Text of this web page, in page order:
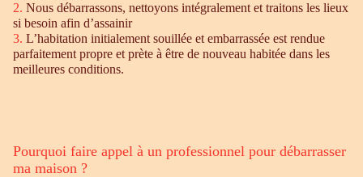
2. Nous débarrassons, nettoyons intégralement et traitons les lieux
si besoin afin d’assainir
3. L’habitation initialement souillée et embarrassée est rendue
parfaitement propre et prète à être de nouveau habitée dans les
meilleures conditions.
Pourquoi faire appel à un professionnel pour débarrasser
ma maison ?